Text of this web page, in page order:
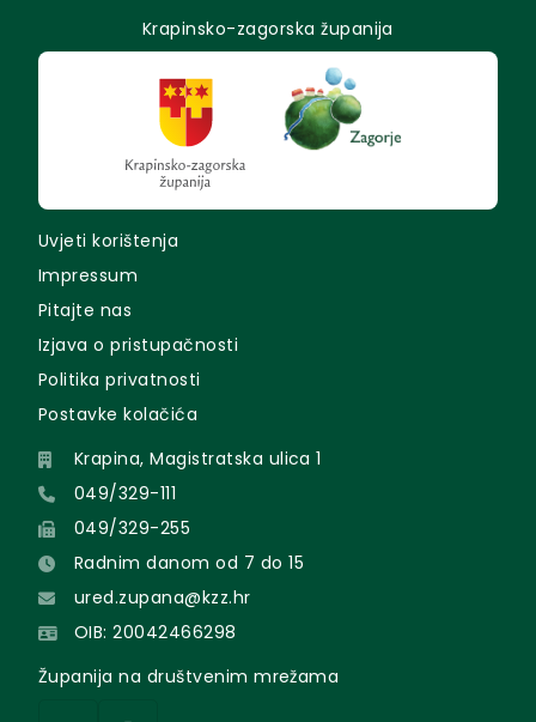
Krapinsko-zagorska županija
Uvjeti korištenja
Impressum
Pitajte nas
Izjava o pristupačnosti
Politika privatnosti
Postavke kolačića
Krapina, Magistratska ulica 1
049/329-111
049/329-255
Radnim danom od 7 do 15
ured.zupana@kzz.hr
OIB: 20042466298
Županija na društvenim mrežama